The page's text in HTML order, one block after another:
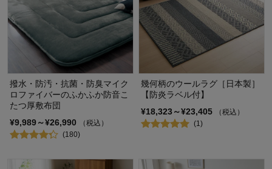
撥水・防汚・抗菌・防臭マイク
ロファイバーのふかふか防音こ
たつ厚敷布団
¥9,989～¥26,990
（税込）
(180)
幾何柄のウールラグ［日本製］
【防炎ラベル付】
¥18,323～¥23,405
（税込）
(1)